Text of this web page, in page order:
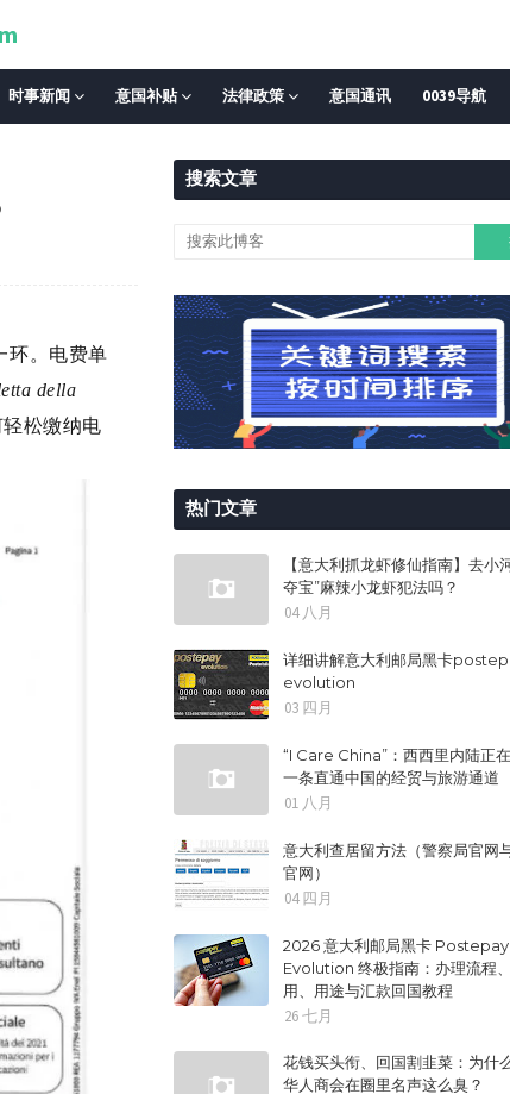
时事新闻 意国补贴 法律政策 意国通讯 0039导航
环。电费单
della
松缴纳电
搜索文章
热门文章
【意大利抓龙虾修仙指南】去小
夺宝”麻辣小龙虾犯法吗？
04 八月
详细讲解意大利邮局黑卡
evolution
03 四月
“I Care China”：西西里内陆正
一条直通中国的经贸与旅游通道
01 八月
意大利查居留方法（警察局官网
官网）
04 四月
2026 意大利邮局黑卡 Postepay
Evolution 终极指南：办理流程
用、用途与汇款回国教程
26 七月
花钱买头衔、回国割韭菜：为什
华人商会在圈里名声这么臭？